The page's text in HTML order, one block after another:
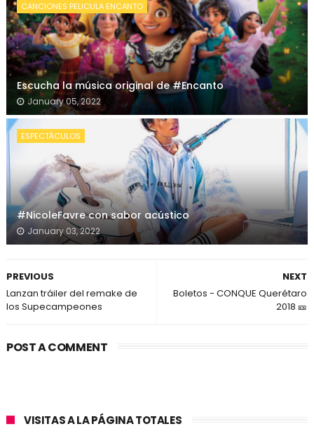
CANCIONES PELICULA ENCANTO
Escucha la música original de #Encanto
January 05, 2022
ESPECTÁCULOS
#NicoleFavre con sabor acústico
January 03, 2022
NEXT
Boletos - CONQUE Querétaro
2018 🎫
PREVIOUS
Lanzan tráiler del remake de
los Supecampeones
POST A COMMENT
VISITAS A LA PÁGINA TOTALES